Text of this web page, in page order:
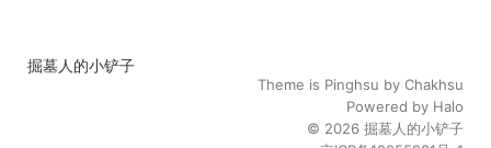
掘墓人的小铲子
Theme is Pinghsu by Chakhsu
Powered by Halo
© 2026 掘墓人的小铲子